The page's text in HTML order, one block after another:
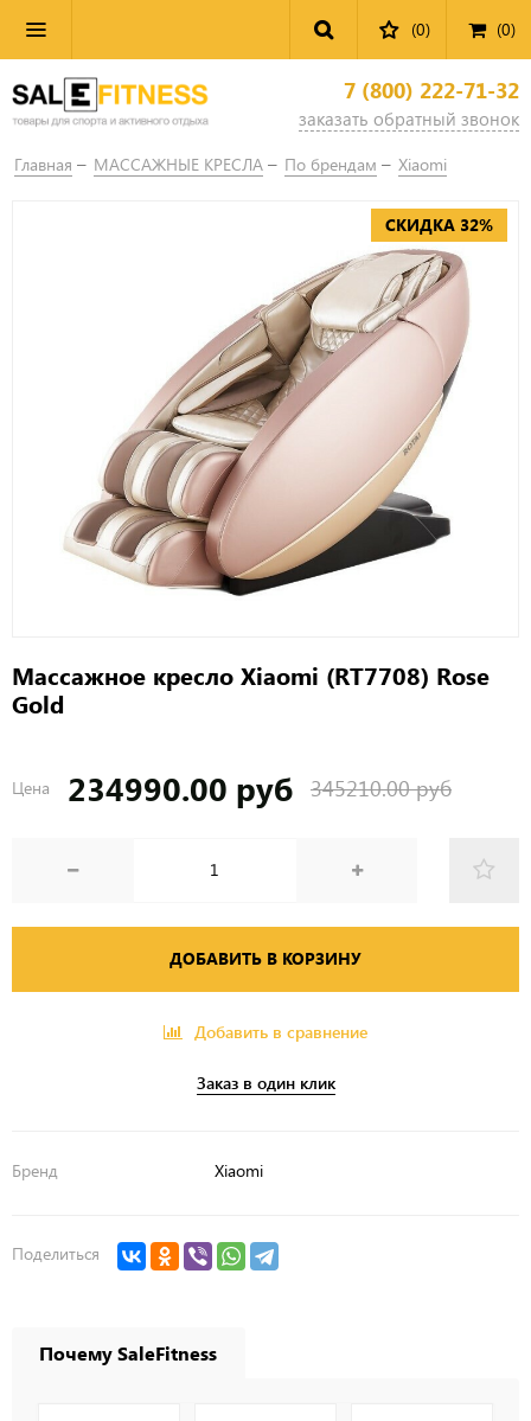
(0) (0)
7 (800) 222-71-32
заказать обратный звонок
Главная МАССАЖНЫЕ КРЕСЛА По брендам Xiaomi
СКИДКА 32%
Массажное кресло Xiaomi (RT7708) Rose
Gold
Цена 234990.00 руб 345210.00 руб
ДОБАВИТЬ В КОРЗИНУ
Добавить в сравнение
Заказ в один клик
Бренд Xiaomi
Поделиться
Почему SaleFitness